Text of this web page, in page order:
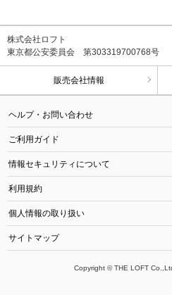
株式会社ロフト
東京都公安委員会 第303319700768号
販売会社情報
ヘルプ・お問い合わせ
ご利用ガイド
情報セキュリティについて
利用規約
個人情報の取り扱い
サイトマップ
Copyright © THE LOFT